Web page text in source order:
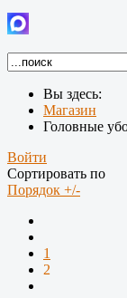
Вы здесь:
Магазин
Головные
Войти
Сортировать по
Порядок +/-
1
2